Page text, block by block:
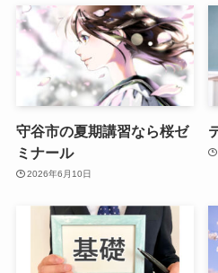
守谷市の夏期講習なら桜ゼ
ミナール
2026年6月10日